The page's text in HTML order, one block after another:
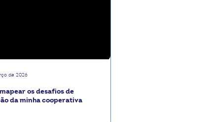
de 2026
os desafios de
da minha cooperativa